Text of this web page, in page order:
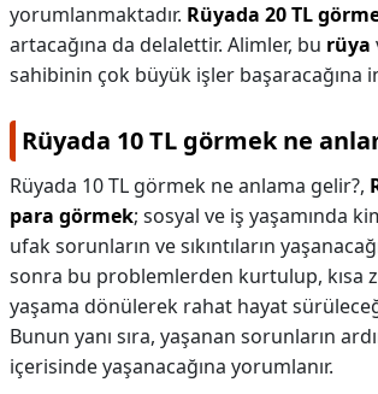
yorumlanmaktadır. Rüyada 20 TL
artacağına da delalettir. Alimler, bu rüya
sahibinin çok büyük işler başaracağına
Rüyada 10 TL görmek ne
Rüyada 10 TL görmek ne anlama gelir?,
para görmek; sosyal ve iş yaşamında
ufak sorunların ve sıkıntıların
sonra bu problemlerden kurtulup, kısa
yaşama dönülerek rahat hayat
Bunun yanı sıra, yaşanan sorunların
içerisinde yaşanacağına yorumlanır.